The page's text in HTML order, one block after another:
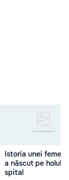
Istoria unei femei
a născut pe holul
spital